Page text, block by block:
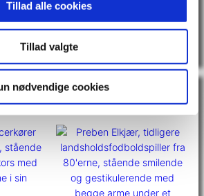
Tillad alle cookies
Tillad valgte
nødvendige cookies
27 50 97
foredragsholdere